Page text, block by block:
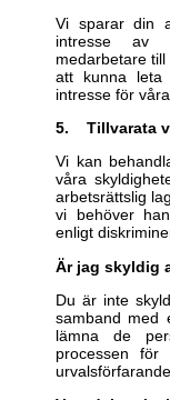
Vi sparar din
intresse av
medarbetare
att kunna leta
intresse för
5. Tillvarata
Vi kan
våra
arbetsrättslig
vi behöver
enligt
Är jag skyldig
Du är inte
samband med
lämna de
processen
urvalsförfarande.